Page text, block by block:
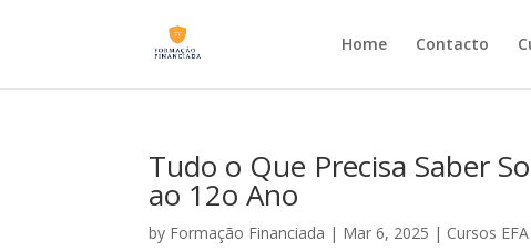
Home Contacto
Tudo o Que Precisa Saber
ao 12o Ano
by Formação Financiada | Mar 6, 2025 | Cursos EFA